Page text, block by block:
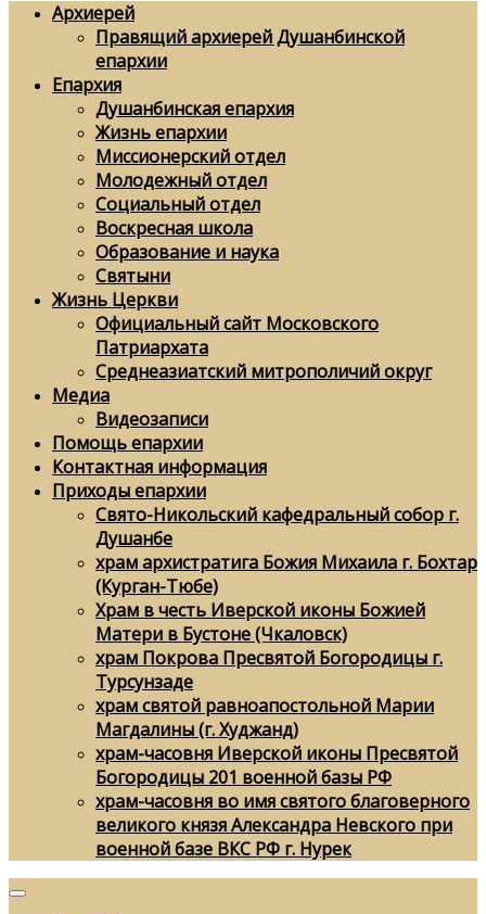
Архиерей
Правящий архиерей Душанбинской
епархии
Епархия
Душанбинская епархия
Жизнь епархии
Миссионерский отдел
Молодежный отдел
Социальный отдел
Воскресная школа
Образование и наука
Святыни
Жизнь Церкви
Официальный сайт Московского
Патриархата
Среднеазиатский митрополичий округ
Медиа
Видеозаписи
Помощь епархии
Контактная информация
Приходы епархии
Свято-Никольский кафедральный собор г.
Душанбе
храм архистратига Божия Михаила г. Бохтар
(Курган-Тюбе)
Храм в честь Иверской иконы Божией
Матери в Бустоне (Чкаловск)
храм Покрова Пресвятой Богородицы г.
Турсунзаде
храм святой равноапостольной Марии
Магдалины (г. Худжанд)
храм-часовня Иверской иконы Пресвятой
Богородицы 201 военной базы РФ
храм-часовня во имя святого благоверного
великого князя Александра Невского при
военной базе ВКС РФ г. Нурек